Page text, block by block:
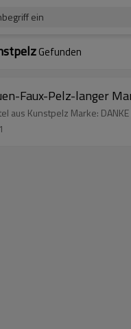
ein
Gefunden
Faux-Pelz-langer
aus Kunstpelz Marke: